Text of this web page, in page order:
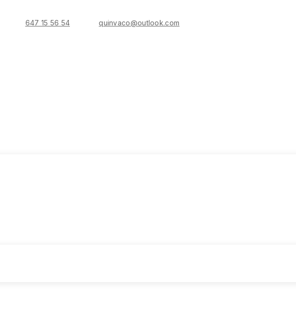
647 15 56 54 quinvaco@outlook.com